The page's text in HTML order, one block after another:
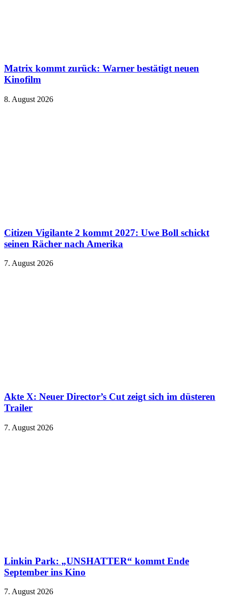
Matrix kommt zurück: Warner bestätigt neuen
Kinofilm
8. August 2026
Citizen Vigilante 2 kommt 2027: Uwe Boll schickt
seinen Rächer nach Amerika
7. August 2026
Akte X: Neuer Director’s Cut zeigt sich im düsteren
Trailer
7. August 2026
Linkin Park: „UNSHATTER“ kommt Ende
September ins Kino
7. August 2026